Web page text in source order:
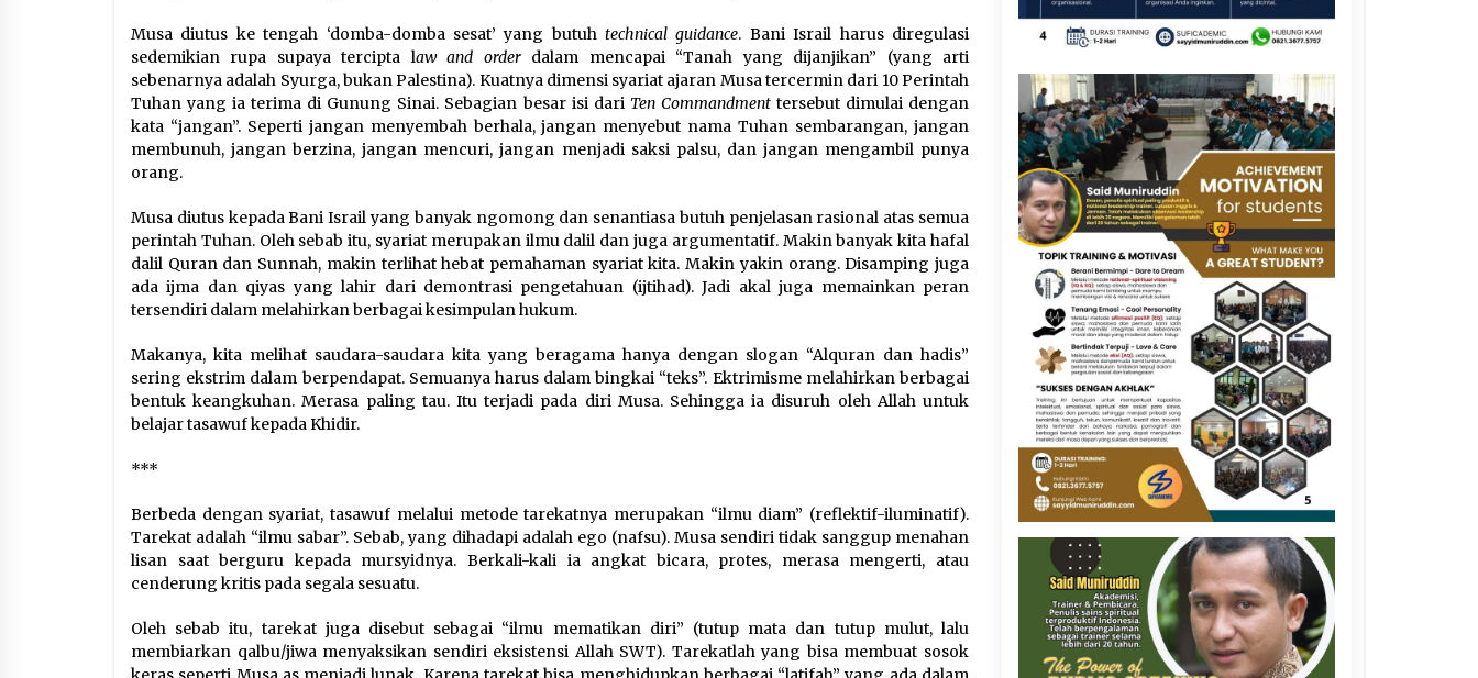
Musa diutus ke tengah ‘domba-domba sesat’ yang butuhtechnical guidance. Bani Israil harus diregulasi
sedemikian rupa supaya tercipta law and orderdalam mencapai “Tanah yang dijanjikan” (yang arti
sebenarnya adalah Syurga, bukan Palestina). Kuatnya dimensi syariat ajaran Musa tercermin dari 10 Perintah
Tuhan yang ia terima di Gunung Sinai. Sebagian besar isi dari Ten Commandmenttersebut dimulai dengan
kata “jangan”. Seperti jangan menyembah berhala, jangan menyebut nama Tuhan sembarangan, jangan
membunuh, jangan berzina, jangan mencuri, jangan menjadi saksi palsu, dan jangan mengambil punya
orang.
Musa diutus kepada Bani Israil yang banyak ngomong dan senantiasa butuh penjelasan rasional atas semua
perintah Tuhan. Oleh sebab itu, syariat merupakan ilmu dalil dan juga argumentatif. Makin banyak kita hafal
dalil Quran dan Sunnah, makin terlihat hebat pemahaman syariat kita. Makin yakin orang. Disamping juga
ada ijma dan qiyas yang lahir dari demontrasi pengetahuan (ijtihad). Jadi akal juga memainkan peran
tersendiri dalam melahirkan berbagai kesimpulan hukum.
Makanya, kita melihat saudara-saudara kita yang beragama hanya dengan slogan “Alquran dan hadis”
sering ekstrim dalam berpendapat. Semuanya harus dalam bingkai “teks”. Ektrimisme melahirkan berbagai
bentuk keangkuhan. Merasa paling tau. Itu terjadi pada diri Musa. Sehingga ia disuruh oleh Allah untuk
belajar tasawuf kepada Khidir.
***
Berbeda dengan syariat, tasawuf melalui metode tarekatnya merupakan “ilmu diam” (reflektif-iluminatif).
Tarekat adalah “ilmu sabar”. Sebab, yang dihadapi adalah ego (nafsu). Musa sendiri tidak sanggup menahan
lisan saat berguru kepada mursyidnya. Berkali-kali ia angkat bicara, protes, merasa mengerti, atau
cenderung kritis pada segala sesuatu.
Oleh sebab itu, tarekat juga disebut sebagai “ilmu mematikan diri” (tutup mata dan tutup mulut, lalu
membiarkan qalbu/jiwa menyaksikan sendiri eksistensi Allah SWT). Tarekatlah yang bisa membuat sosok